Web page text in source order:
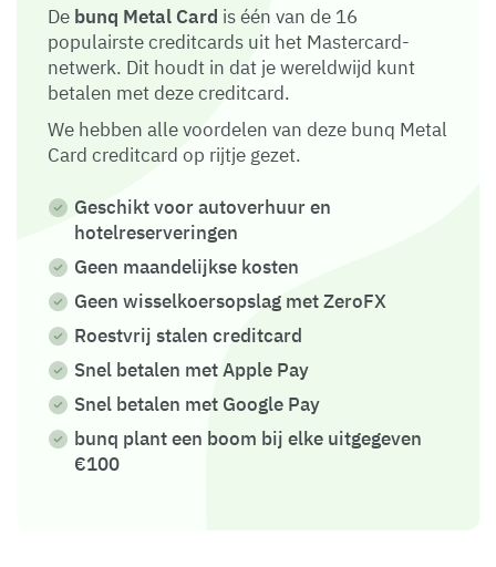
De bunq Metal Card is één van de 16
populairste creditcards uit het Mastercard-
netwerk. Dit houdt in dat je wereldwijd kunt
betalen met deze creditcard.
We hebben alle voordelen van deze bunq Metal
Card creditcard op rijtje gezet.
Geschikt voor autoverhuur en
hotelreserveringen
Geen maandelijkse kosten
Geen wisselkoersopslag met ZeroFX
Roestvrij stalen creditcard
Snel betalen met Apple Pay
Snel betalen met Google Pay
bunq plant een boom bij elke uitgegeven
€100